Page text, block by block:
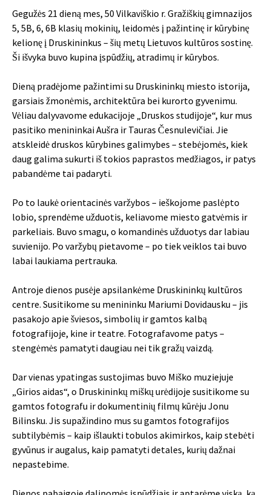
Gegužės 21 dieną mes, 50 Vilkaviškio r. Gražiškių gimnazijos
5, 5B, 6, 6B klasių mokinių, leidomės į pažintinę ir kūrybinę
kelionę į Druskininkus – šių metų Lietuvos kultūros sostinę.
Ši išvyka buvo kupina įspūdžių, atradimų ir kūrybos.
Dieną pradėjome pažintimi su Druskininkų miesto istorija,
garsiais žmonėmis, architektūra bei kurorto gyvenimu.
Vėliau dalyvavome edukacijoje „Druskos studijoje“, kur mus
pasitiko menininkai Aušra ir Tauras Česnulevičiai. Jie
atskleidė druskos kūrybines galimybes – stebėjomės, kiek
daug galima sukurti iš tokios paprastos medžiagos, ir patys
pabandėme tai padaryti.
Po to laukė orientacinės varžybos – ieškojome paslėpto
lobio, sprendėme užduotis, keliavome miesto gatvėmis ir
parkeliais. Buvo smagu, o komandinės užduotys dar labiau
suvienijo. Po varžybų pietavome – po tiek veiklos tai buvo
labai laukiama pertrauka.
Antroje dienos pusėje apsilankėme Druskininkų kultūros
centre. Susitikome su menininku Mariumi Dovidausku – jis
pasakojo apie šviesos, simbolių ir gamtos kalbą
fotografijoje, kine ir teatre. Fotografavome patys –
stengėmės pamatyti daugiau nei tik gražų vaizdą.
Dar vienas ypatingas sustojimas buvo Miško muziejuje
„Girios aidas“, o Druskininkų miškų urėdijoje susitikome su
gamtos fotografu ir dokumentinių filmų kūrėju Jonu
Bilinsku. Jis supažindino mus su gamtos fotografijos
subtilybėmis – kaip išlaukti tobulos akimirkos, kaip stebėti
gyvūnus ir augalus, kaip pamatyti detales, kurių dažnai
nepastebime.